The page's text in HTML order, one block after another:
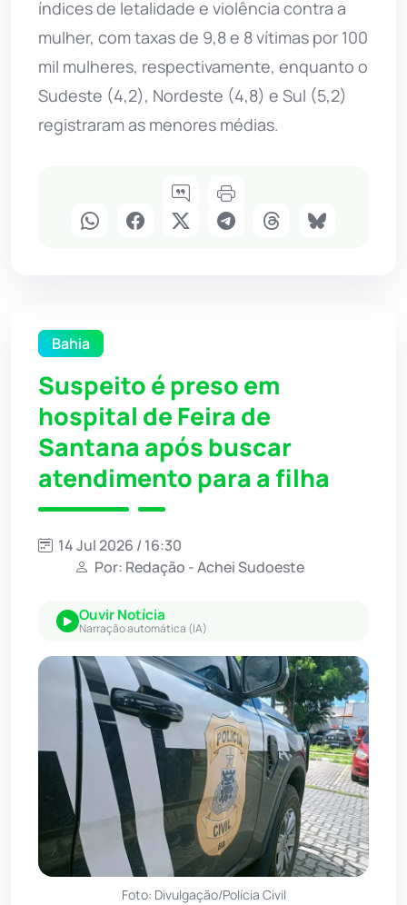
índices de letalidade e violência contra a
mulher, com taxas de 9,8 e 8 vítimas por 100
mil mulheres, respectivamente, enquanto o
Sudeste (4,2), Nordeste (4,8) e Sul (5,2)
registraram as menores médias.
Bahia
Suspeito é preso em
hospital de Feira de
Santana após buscar
atendimento para a filha
14 Jul 2026 / 16:30
Por: Redação - Achei Sudoeste
Ouvir Notícia
Narração automática (IA)
Foto: Divulgação/Polícia Civil